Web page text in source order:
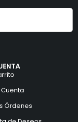
Cuenta
Órdenes